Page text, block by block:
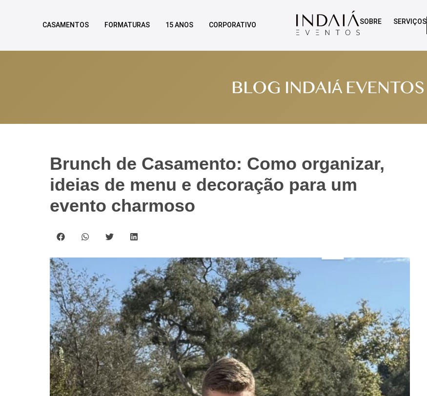
CASAMENTOS FORMATURAS 15 ANOS CORPORATIVO SOBRE SERVIÇOS
BLOG INDAIÁ EVENTOS
Brunch de Casamento: Como organizar,
ideias de menu e decoração para um
evento charmoso